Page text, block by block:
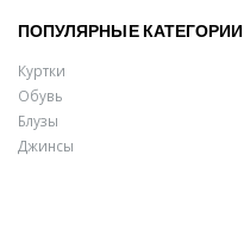
ПОПУЛЯРНЫЕ КАТЕГОРИИ
Куртки
Обувь
Блузы
Джинсы